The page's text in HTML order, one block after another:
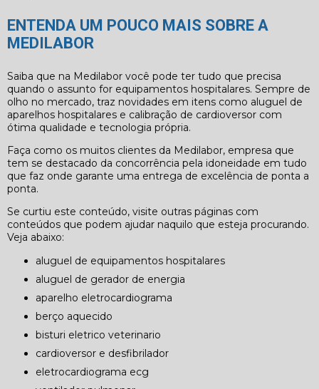
ENTENDA UM POUCO MAIS SOBRE A
MEDILABOR
Saiba que na Medilabor você pode ter tudo que precisa
quando o assunto for equipamentos hospitalares. Sempre de
olho no mercado, traz novidades em itens como aluguel de
aparelhos hospitalares e calibração de cardioversor com
ótima qualidade e tecnologia própria.
Faça como os muitos clientes da Medilabor, empresa que
tem se destacado da concorrência pela idoneidade em tudo
que faz onde garante uma entrega de excelência de ponta a
ponta.
Se curtiu este conteúdo, visite outras páginas com
conteúdos que podem ajudar naquilo que esteja procurando.
Veja abaixo:
aluguel de equipamentos hospitalares
aluguel de gerador de energia
aparelho eletrocardiograma
berço aquecido
bisturi eletrico veterinario
cardioversor e desfibrilador
eletrocardiograma ecg